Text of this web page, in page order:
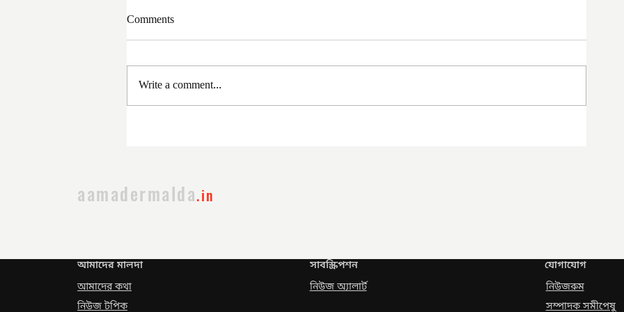
Comments
Write a comment...
aamadermalda.in
আমাদের মালদা
আমাদের কথা
নিউজ টপিক
সাবস্ক্রিপশন
নিউজ অ্যালার্ট
যোগাযোগ
নিউজরুম
সম্পাদক সমীপেষু